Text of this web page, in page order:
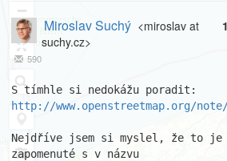
−
Miroslav Suchý <miroslav at
suchy.cz>
590
http://www.openstreetmap.org/note/
Nejdříve jsem si myslel, že to je
zapomenuté s v názvu